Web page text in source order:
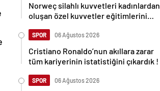
Norweç silahlı kuvvetleri kadınlardan
oluşan özel kuvvetler eğitimlerini
SPOR 06 Ağustos 2026
Cristiano Ronaldo’nun akıllara zarar
tüm kariyerinin istatistiğini çıkardık !
SPOR 06 Ağustos 2026